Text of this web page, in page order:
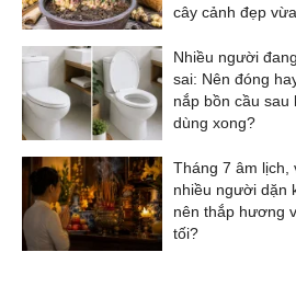
cây cảnh đẹp
Nhiều người
sai: Nên đóng
nắp bồn cầu sau
dùng xong?
Tháng 7 âm lịch,
nhiều người dặn
nên thắp hương
tối?